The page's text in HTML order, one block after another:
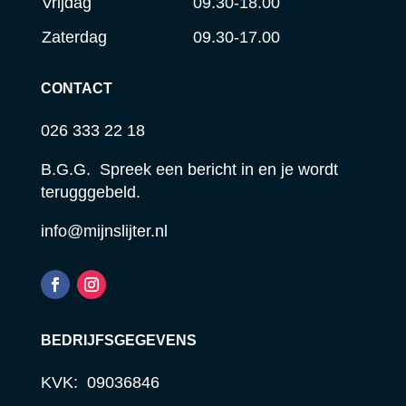
Zaterdag
09.30-17.00
CONTACT
026 333 22 18
B.G.G. Spreek een bericht in en je wordt
terugggebeld.
info@mijnslijter.nl
BEDRIJFSGEGEVENS
KVK: 09036846